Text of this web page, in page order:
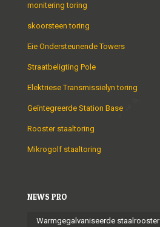
monitering toring
skoorsteen toring
Eie Ondersteunende Towers
Straatbeligting Pole
Elektriese Transmissielyn toring
Geïntegreerde Station Base
Rooster staaltoring
Mikrogolf staaltoring
NEWS PRO
Warmgegalvaniseerde staalrooster